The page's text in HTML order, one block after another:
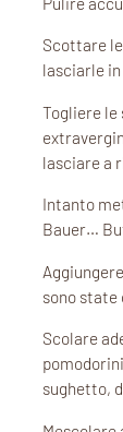
Scottare
lasciarle
Togliere le
lasciare a
Intanto
Bauer…
sono
Scolare
sughetto,